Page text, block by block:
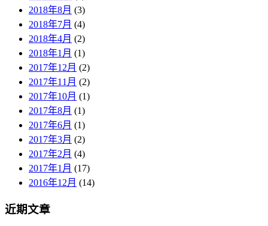
2018年8月 (3)
2018年7月 (4)
2018年4月 (2)
2018年1月 (1)
2017年12月 (2)
2017年11月 (2)
2017年10月 (1)
2017年8月 (1)
2017年6月 (1)
2017年3月 (2)
2017年2月 (4)
2017年1月 (17)
2016年12月 (14)
近期文章